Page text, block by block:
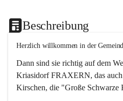
Beschreibung
Herzlich willkommen in der
Dann sind sie richtig auf dem
Kriasidorf FRAXERN, das auch
Kirschen, die "Große Schwarze